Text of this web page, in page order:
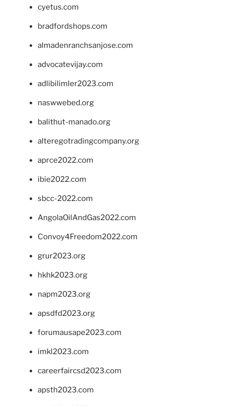
cyetus.com
bradfordshops.com
almadenranchsanjose.com
advocatevijay.com
adlibilimler2023.com
naswwebed.org
balithut-manado.org
alteregotradingcompany.org
aprce2022.com
ibie2022.com
sbcc-2022.com
AngolaOilAndGas2022.com
Convoy4Freedom2022.com
grur2023.org
hkhk2023.org
napm2023.org
apsdfd2023.org
forumausape2023.com
imkl2023.com
careerfaircsd2023.com
apsth2023.com